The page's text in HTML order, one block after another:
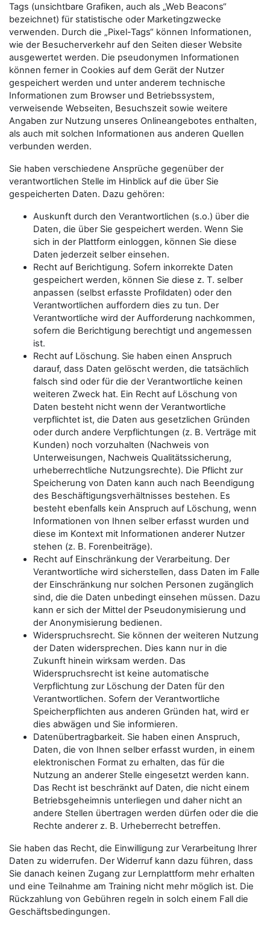
Tags (unsichtbare Grafiken, auch als „Web Beacons“
bezeichnet) für statistische oder Marketingzwecke
verwenden. Durch die „Pixel-Tags“ können Informationen,
wie der Besucherverkehr auf den Seiten dieser Website
ausgewertet werden. Die pseudonymen Informationen
können ferner in Cookies auf dem Gerät der Nutzer
gespeichert werden und unter anderem technische
Informationen zum Browser und Betriebssystem,
verweisende Webseiten, Besuchszeit sowie weitere
Angaben zur Nutzung unseres Onlineangebotes enthalten,
als auch mit solchen Informationen aus anderen Quellen
verbunden werden.
Sie haben verschiedene Ansprüche gegenüber der
verantwortlichen Stelle im Hinblick auf die über Sie
gespeicherten Daten. Dazu gehören:
Auskunft durch den Verantwortlichen (s.o.) über die
Daten, die über Sie gespeichert werden. Wenn Sie
sich in der Plattform einloggen, können Sie diese
Daten jederzeit selber einsehen.
Recht auf Berichtigung. Sofern inkorrekte Daten
gespeichert werden, können Sie diese z. T. selber
anpassen (selbst erfasste Profildaten) oder den
Verantwortlichen auffordern dies zu tun. Der
Verantwortliche wird der Aufforderung nachkommen,
sofern die Berichtigung berechtigt und angemessen
ist.
Recht auf Löschung. Sie haben einen Anspruch
darauf, dass Daten gelöscht werden, die tatsächlich
falsch sind oder für die der Verantwortliche keinen
weiteren Zweck hat. Ein Recht auf Löschung von
Daten besteht nicht wenn der Verantwortliche
verpflichtet ist, die Daten aus gesetzlichen Gründen
oder durch andere Verpflichtungen (z. B. Verträge mit
Kunden) noch vorzuhalten (Nachweis von
Unterweisungen, Nachweis Qualitätssicherung,
urheberrechtliche Nutzungsrechte). Die Pflicht zur
Speicherung von Daten kann auch nach Beendigung
des Beschäftigungsverhältnisses bestehen. Es
besteht ebenfalls kein Anspruch auf Löschung, wenn
Informationen von Ihnen selber erfasst wurden und
diese im Kontext mit Informationen anderer Nutzer
stehen (z. B. Forenbeiträge).
Recht auf Einschränkung der Verarbeitung. Der
Verantwortliche wird sicherstellen, dass Daten im Falle
der Einschränkung nur solchen Personen zugänglich
sind, die die Daten unbedingt einsehen müssen. Dazu
kann er sich der Mittel der Pseudonymisierung und
der Anonymisierung bedienen.
Widerspruchsrecht. Sie können der weiteren Nutzung
der Daten widersprechen. Dies kann nur in die
Zukunft hinein wirksam werden. Das
Widerspruchsrecht ist keine automatische
Verpflichtung zur Löschung der Daten für den
Verantwortlichen. Sofern der Verantwortliche
Speicherpflichten aus anderen Gründen hat, wird er
dies abwägen und Sie informieren.
Datenübertragbarkeit. Sie haben einen Anspruch,
Daten, die von Ihnen selber erfasst wurden, in einem
elektronischen Format zu erhalten, das für die
Nutzung an anderer Stelle eingesetzt werden kann.
Das Recht ist beschränkt auf Daten, die nicht einem
Betriebsgeheimnis unterliegen und daher nicht an
andere Stellen übertragen werden dürfen oder die die
Rechte anderer z. B. Urheberrecht betreffen.
Sie haben das Recht, die Einwilligung zur Verarbeitung Ihrer
Daten zu widerrufen. Der Widerruf kann dazu führen, dass
Sie danach keinen Zugang zur Lernplattform mehr erhalten
und eine Teilnahme am Training nicht mehr möglich ist. Die
Rückzahlung von Gebühren regeln in solch einem Fall die
Geschäftsbedingungen.